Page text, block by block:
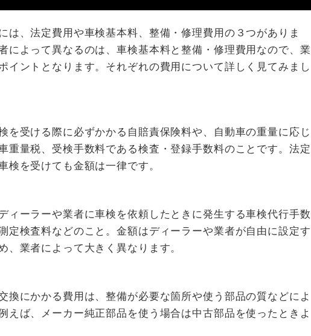
は、法定費用や車検基本料、整備・修理費用の３つがありま
によって異なるのは、車検基本料と整備・修理費用なので、業
イントとなります。それぞれの費用について詳しく見てみまし
を受ける際に必ずかかる自賠責保険料や、自動車の重量に応じ
重量税、受検手数料である検査・登録手数料のことです。法定
検を受けても金額は一律です。
ィーラーや業者に車検を依頼したときに発生する車検代行手数
定検査料などのこと。金額はディーラーや業者が自由に設定す
、業者によって大きく異なります。
換にかかる費用は、整備が必要な箇所や使う部品の質などによ
えば、メーカー純正部品を使う場合は中古部品を使ったときよ